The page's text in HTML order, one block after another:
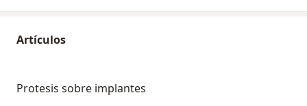
Artículos
Protesis sobre implantes